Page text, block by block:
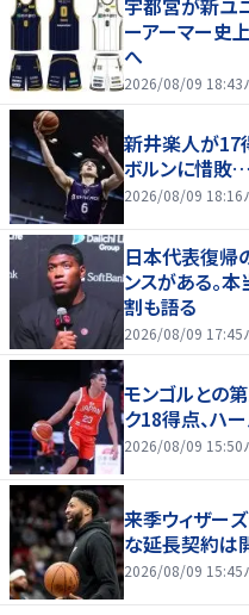
宇都宮が新ユ
ーアーマー史
へ
2026/08/09 18:43
新井楽人が17
ボルンに惜敗
2026/08/09 18:16
日本代表復帰
ンスがある。
割も語る
2026/08/09 17:45
モンゴルとの
ク18得点、ハ
2026/08/09 15:50
来季ウィザー
な延長契約は
2026/08/09 15:45